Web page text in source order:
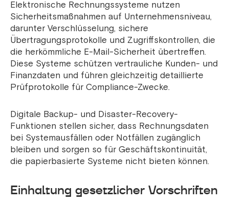
Elektronische Rechnungssysteme nutzen
Sicherheitsmaßnahmen auf Unternehmensniveau,
darunter Verschlüsselung, sichere
Übertragungsprotokolle und Zugriffskontrollen, die
die herkömmliche E-Mail-Sicherheit übertreffen.
Diese Systeme schützen vertrauliche Kunden- und
Finanzdaten und führen gleichzeitig detaillierte
Prüfprotokolle für Compliance-Zwecke.
Digitale Backup- und Disaster-Recovery-
Funktionen stellen sicher, dass Rechnungsdaten
bei Systemausfällen oder Notfällen zugänglich
bleiben und sorgen so für Geschäftskontinuität,
die papierbasierte Systeme nicht bieten können.
Einhaltung gesetzlicher Vorschriften